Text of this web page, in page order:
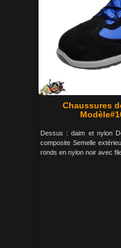
Chaussures
Dessus : daim et nylon
composite Semelle
ronds en nylon noir avec